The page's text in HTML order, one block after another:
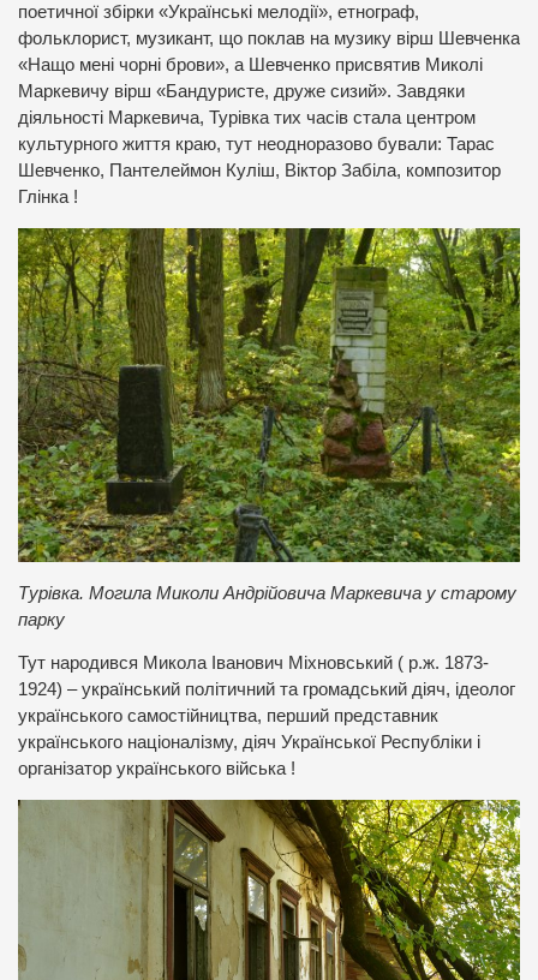
поетичної збірки «Українські мелодії», етнограф,
фольклорист, музикант, що поклав на музику вірш Шевченка
«Нащо мені чорні брови», а Шевченко присвятив Миколі
Маркевичу вірш «Бандуристе, друже сизий». Завдяки
діяльності Маркевича, Турівка тих часів стала центром
культурного життя краю, тут неодноразово бували: Тарас
Шевченко, Пантелеймон Куліш, Віктор Забіла, композитор
Глінка !
Турівка. Могила Миколи Андрійовича Маркевича у старому
парку
Тут народився Микола Іванович Міхновський ( р.ж. 1873-
1924) – український політичний та громадський діяч, ідеолог
українського самостійництва, перший представник
українського націоналізму, діяч Української Республіки і
організатор українського війська !